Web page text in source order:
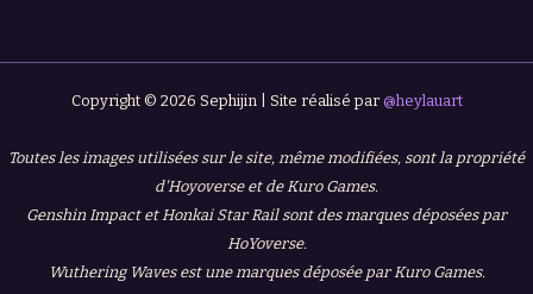
Copyright © 2026 Sephijin | Site réalisé par @heylauart
Toutes les images utilisées sur le site, même modifiées, sont la propriété
d'Hoyoverse et de Kuro Games.
Genshin Impact et Honkai Star Rail sont des marques déposées par
HoYoverse.
Wuthering Waves est une marques déposée par Kuro Games.